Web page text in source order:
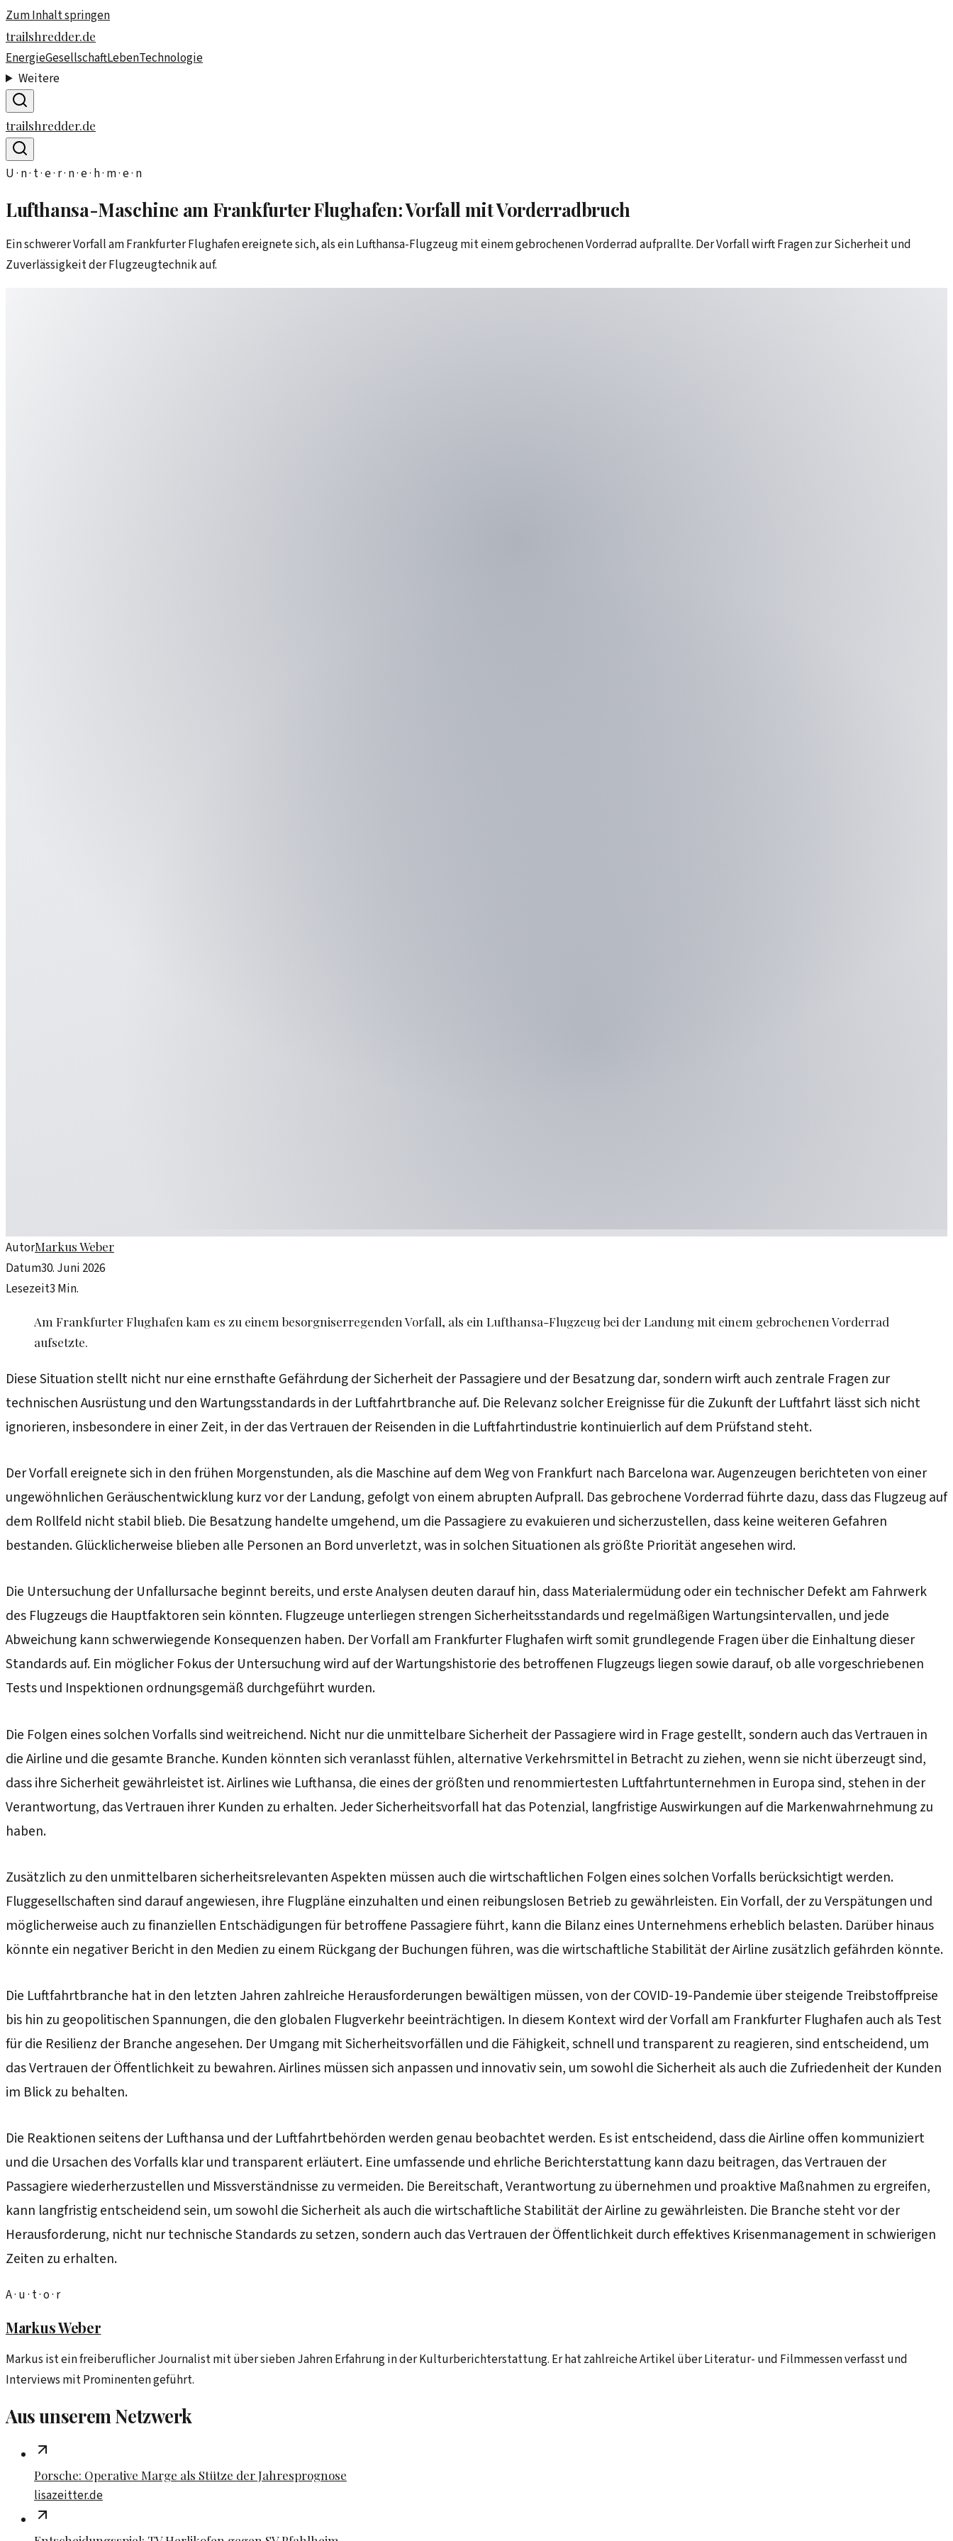
Zum Inhalt springen
trailshredder.de
EnergieGesellschaftLebenTechnologie
Weitere
trailshredder.de
U · n · t · e · r · n · e · h · m · e · n
Lufthansa-Maschine am Frankfurter Flughafen: Vorfall mit Vorderradbruch
Ein schwerer Vorfall am Frankfurter Flughafen ereignete sich, als ein Lufthansa-Flugzeug mit einem gebrochenen Vorderrad aufprallte. Der Vorfall wirft Fragen zur Sicherheit und
Zuverlässigkeit der Flugzeugtechnik auf.
AutorMarkus Weber
Datum30. Juni 2026
Lesezeit3 Min.
Am Frankfurter Flughafen kam es zu einem besorgniserregenden Vorfall, als ein Lufthansa-Flugzeug bei der Landung mit einem gebrochenen Vorderrad
aufsetzte.
Diese Situation stellt nicht nur eine ernsthafte Gefährdung der Sicherheit der Passagiere und der Besatzung dar, sondern wirft auch zentrale Fragen zur
technischen Ausrüstung und den Wartungsstandards in der Luftfahrtbranche auf. Die Relevanz solcher Ereignisse für die Zukunft der Luftfahrt lässt sich nicht
ignorieren, insbesondere in einer Zeit, in der das Vertrauen der Reisenden in die Luftfahrtindustrie kontinuierlich auf dem Prüfstand steht.
Der Vorfall ereignete sich in den frühen Morgenstunden, als die Maschine auf dem Weg von Frankfurt nach Barcelona war. Augenzeugen berichteten von einer
ungewöhnlichen Geräuschentwicklung kurz vor der Landung, gefolgt von einem abrupten Aufprall. Das gebrochene Vorderrad führte dazu, dass das Flugzeug auf
dem Rollfeld nicht stabil blieb. Die Besatzung handelte umgehend, um die Passagiere zu evakuieren und sicherzustellen, dass keine weiteren Gefahren
bestanden. Glücklicherweise blieben alle Personen an Bord unverletzt, was in solchen Situationen als größte Priorität angesehen wird.
Die Untersuchung der Unfallursache beginnt bereits, und erste Analysen deuten darauf hin, dass Materialermüdung oder ein technischer Defekt am Fahrwerk
des Flugzeugs die Hauptfaktoren sein könnten. Flugzeuge unterliegen strengen Sicherheitsstandards und regelmäßigen Wartungsintervallen, und jede
Abweichung kann schwerwiegende Konsequenzen haben. Der Vorfall am Frankfurter Flughafen wirft somit grundlegende Fragen über die Einhaltung dieser
Standards auf. Ein möglicher Fokus der Untersuchung wird auf der Wartungshistorie des betroffenen Flugzeugs liegen sowie darauf, ob alle vorgeschriebenen
Tests und Inspektionen ordnungsgemäß durchgeführt wurden.
Die Folgen eines solchen Vorfalls sind weitreichend. Nicht nur die unmittelbare Sicherheit der Passagiere wird in Frage gestellt, sondern auch das Vertrauen in
die Airline und die gesamte Branche. Kunden könnten sich veranlasst fühlen, alternative Verkehrsmittel in Betracht zu ziehen, wenn sie nicht überzeugt sind,
dass ihre Sicherheit gewährleistet ist. Airlines wie Lufthansa, die eines der größten und renommiertesten Luftfahrtunternehmen in Europa sind, stehen in der
Verantwortung, das Vertrauen ihrer Kunden zu erhalten. Jeder Sicherheitsvorfall hat das Potenzial, langfristige Auswirkungen auf die Markenwahrnehmung zu
haben.
Zusätzlich zu den unmittelbaren sicherheitsrelevanten Aspekten müssen auch die wirtschaftlichen Folgen eines solchen Vorfalls berücksichtigt werden.
Fluggesellschaften sind darauf angewiesen, ihre Flugpläne einzuhalten und einen reibungslosen Betrieb zu gewährleisten. Ein Vorfall, der zu Verspätungen und
möglicherweise auch zu finanziellen Entschädigungen für betroffene Passagiere führt, kann die Bilanz eines Unternehmens erheblich belasten. Darüber hinaus
könnte ein negativer Bericht in den Medien zu einem Rückgang der Buchungen führen, was die wirtschaftliche Stabilität der Airline zusätzlich gefährden könnte.
Die Luftfahrtbranche hat in den letzten Jahren zahlreiche Herausforderungen bewältigen müssen, von der COVID-19-Pandemie über steigende Treibstoffpreise
bis hin zu geopolitischen Spannungen, die den globalen Flugverkehr beeinträchtigen. In diesem Kontext wird der Vorfall am Frankfurter Flughafen auch als Test
für die Resilienz der Branche angesehen. Der Umgang mit Sicherheitsvorfällen und die Fähigkeit, schnell und transparent zu reagieren, sind entscheidend, um
das Vertrauen der Öffentlichkeit zu bewahren. Airlines müssen sich anpassen und innovativ sein, um sowohl die Sicherheit als auch die Zufriedenheit der Kunden
im Blick zu behalten.
Die Reaktionen seitens der Lufthansa und der Luftfahrtbehörden werden genau beobachtet werden. Es ist entscheidend, dass die Airline offen kommuniziert
und die Ursachen des Vorfalls klar und transparent erläutert. Eine umfassende und ehrliche Berichterstattung kann dazu beitragen, das Vertrauen der
Passagiere wiederherzustellen und Missverständnisse zu vermeiden. Die Bereitschaft, Verantwortung zu übernehmen und proaktive Maßnahmen zu ergreifen,
kann langfristig entscheidend sein, um sowohl die Sicherheit als auch die wirtschaftliche Stabilität der Airline zu gewährleisten. Die Branche steht vor der
Herausforderung, nicht nur technische Standards zu setzen, sondern auch das Vertrauen der Öffentlichkeit durch effektives Krisenmanagement in schwierigen
Zeiten zu erhalten.
A · u · t · o · r
Markus Weber
Markus ist ein freiberuflicher Journalist mit über sieben Jahren Erfahrung in der Kulturberichterstattung. Er hat zahlreiche Artikel über Literatur- und Filmmessen verfasst und
Interviews mit Prominenten geführt.
Aus unserem Netzwerk
Porsche: Operative Marge als Stütze der Jahresprognose
lisazeitter.de